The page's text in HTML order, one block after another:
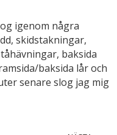
igenom några
skidstakningar,
tåhävningar, baksida
baksida lår och
senare slog jag mig